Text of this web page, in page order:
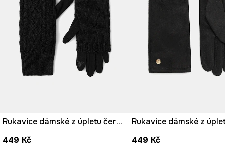
Rukavice dámské z úpletu černá barva
449 Kč
449 Kč